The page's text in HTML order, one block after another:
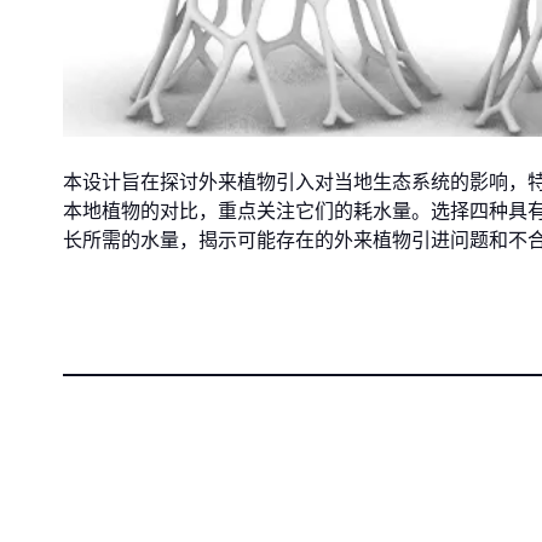
本设计旨在探讨外来植物引入对当地生态系统的影响
本地植物的对比，重点关注它们的耗水量。选择四种
长所需的水量，揭示可能存在的外来植物引进问题和